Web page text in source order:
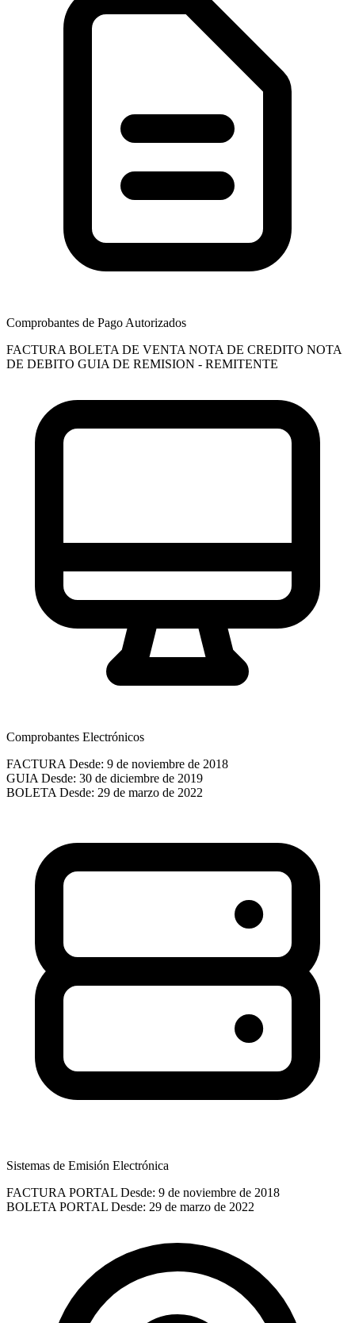
Comprobantes de Pago Autorizados
FACTURA BOLETA DE VENTA NOTA DE CREDITO NOTA
DE DEBITO GUIA DE REMISION - REMITENTE
Comprobantes Electrónicos
FACTURA Desde: 9 de noviembre de 2018
GUIA Desde: 30 de diciembre de 2019
BOLETA Desde: 29 de marzo de 2022
Sistemas de Emisión Electrónica
FACTURA PORTAL Desde: 9 de noviembre de 2018
BOLETA PORTAL Desde: 29 de marzo de 2022